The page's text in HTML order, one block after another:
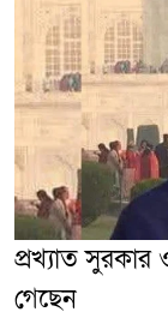
প্রখ‍্যাত সুরকার
গেছেন